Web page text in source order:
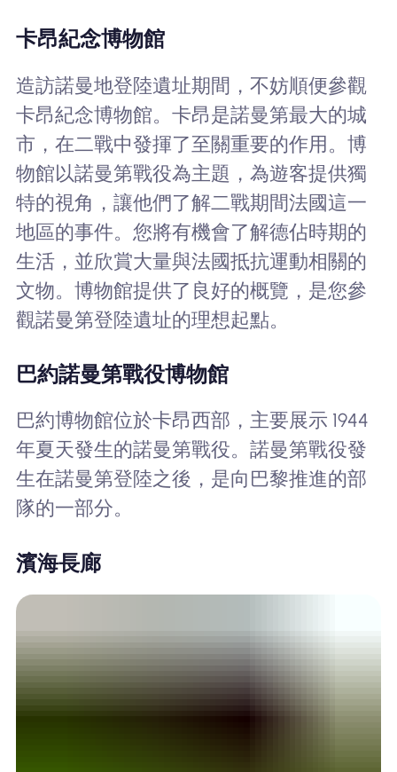
卡昂紀念博物館
造訪諾曼地登陸遺址期間，不妨順便參觀
卡昂紀念博物館。卡昂是諾曼第最大的城
市，在二戰中發揮了至關重要的作用。博
物館以諾曼第戰役為主題，為遊客提供獨
特的視角，讓他們了解二戰期間法國這一
地區的事件。您將有機會了解德佔時期的
生活，並欣賞大量與法國抵抗運動相關的
文物。博物館提供了良好的概覽，是您參
觀諾曼第登陸遺址的理想起點。
巴約諾曼第戰役博物館
巴約博物館位於卡昂西部，主要展示 1944
年夏天發生的諾曼第戰役。諾曼第戰役發
生在諾曼第登陸之後，是向巴黎推進的部
隊的一部分。
濱海長廊